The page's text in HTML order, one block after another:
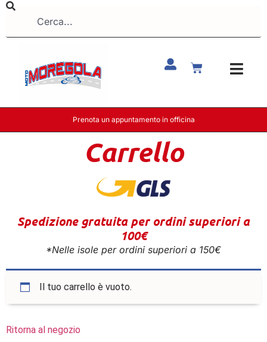
Prenota un appuntamento in officina
Carrello
Spedizione gratuita per ordini superiori a
100€
*Nelle isole per ordini superiori a 150€
Il tuo carrello è vuoto.
Ritorna al negozio